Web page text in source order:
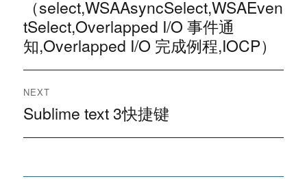
导
航
（select,WSAAsyncSelect,WSAEven
tSelect,Overlapped I/O 事件通
知,Overlapped I/O 完成例程,IOCP）
NEXT
Next
Sublime text 3快捷键